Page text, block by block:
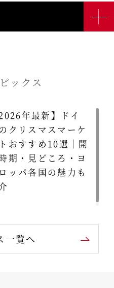
ックス
2026年最新】ドイ
クリスマスマーケ
おすすめ10選｜開
期・見どころ・ヨ
ッパ各国の魅力も
一覧へ